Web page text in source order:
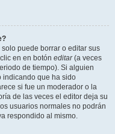
puede borrar o editar sus
en en botón editar(a veces
de tiempo). Si alguien
indicando que ha sido
si fue un moderador o la
de las veces el editor deja su
usuarios normales no podrán
respondido al mismo.